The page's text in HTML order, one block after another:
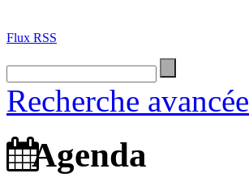
Flux RSS
Recherche avancée
Agenda